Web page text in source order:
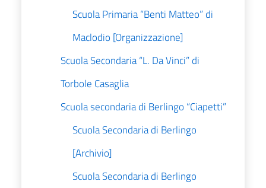
Scuola Primaria “Benti Matteo” di
Maclodio [Organizzazione]
Scuola Secondaria “L. Da Vinci” di
Torbole Casaglia
Scuola secondaria di Berlingo “Ciapetti”
Scuola Secondaria di Berlingo
[Archivio]
Scuola Secondaria di Berlingo